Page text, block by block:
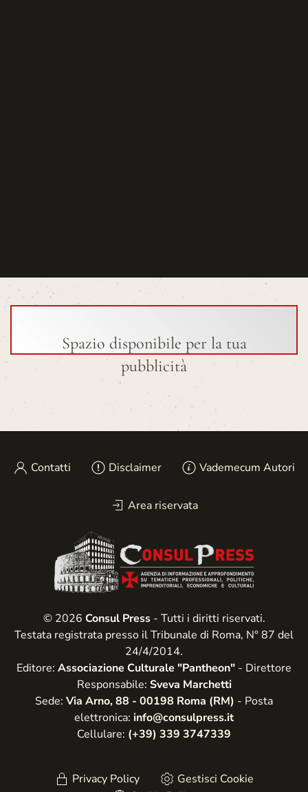
Spazio disponibile per la tua
pubblicità
Contatti Disclaimer Vademecum Autori
Area riservata
© 2026 Consul Press- Tutti i diritti riservati.
Testata registrata presso il Tribunale di Roma, N° 87 del
24/4/2014.
Editore: Associazione Culturale "Pantheon" - Direttore
Responsabile: Sveva Marchetti
Sede: Via Arno, 88 - 00198 Roma (RM) - Posta
elettronica: info@consulpress.it
Cellulare: (+39) 339 3747339
Privacy Policy
Gestisci Cookie